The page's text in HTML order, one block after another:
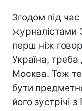
Згодом під час
журналістами
перш ніж
Україна, треба
Москва. Тож
бути
його зустрічі